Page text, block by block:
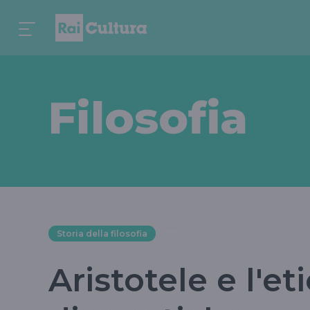
Filosofia
Storia della filosofia
Aristotele e